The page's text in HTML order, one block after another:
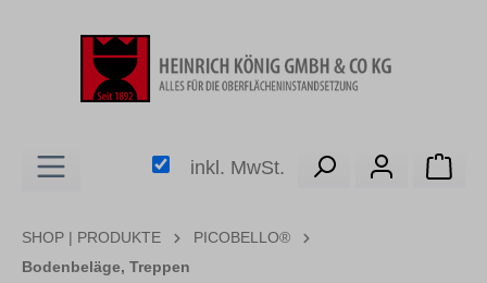
inkl. MwSt.
SHOP | PRODUKTE
PICOBELLO®
Bodenbeläge, Treppen